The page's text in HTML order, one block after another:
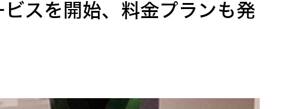
スを開始、料金プランも発